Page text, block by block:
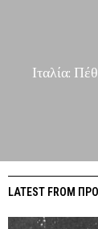
Ιταλία:
LATEST FROM